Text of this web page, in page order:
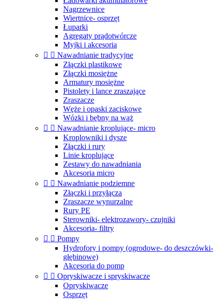
Nagrzewnice
Wiertnice- osprzęt
Łuparki
Agregaty prądotwórcze
Myjki i akcesoria
  Nawadnianie tradycyjne
Złączki plastikowe
Złączki mosiężne
Armatury mosiężne
Pistolety i lance zraszające
Zraszacze
Węże i opaski zaciskowe
Wózki i bębny na wąż
  Nawadnianie kroplujące- micro
Kroplowniki i dysze
Złączki i rury
Linie kroplujące
Zestawy do nawadniania
Akcesoria micro
  Nawadnianie podziemne
Złączki i przyłącza
Zraszacze wynurzalne
Rury PE
Sterowniki- elektrozawory- czujniki
Akcesoria- filtry
  Pompy
Hydrofory i pompy (ogrodowe- do deszczówki-
głębinowe)
Akcesoria do pomp
  Opryskiwacze i spryskiwacze
Opryskiwacze
Osprzęt